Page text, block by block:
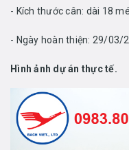
- Kích thước cân: dài 18
- Ngày hoàn thiện: 29/03/
Hình ảnh dự án thực tế.